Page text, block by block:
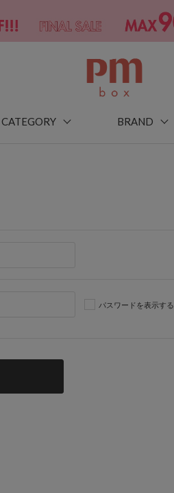
CATEGORY BRAND
パスワードを表示する